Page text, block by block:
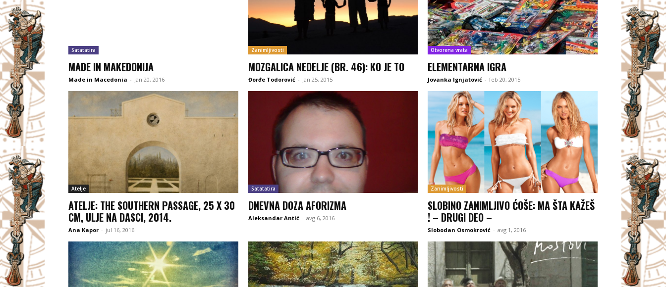
Satatatira
MADE IN MAKEDONIJA
Made in Macedonia - jan 20, 2016
Zanimljivosti
MOZGALICA NEDELJE (BR. 46): KO JE TO
Đorđe Todorović - jan 25, 2015
Otvorena vrata
ELEMENTARNA IGRA
Jovanka Ignjatović - feb 20, 2015
Atelje
ATELJE: THE SOUTHERN PASSAGE, 25 X 30
CM, ULJE NA DASCI, 2014.
Ana Kapor - jul 16, 2016
Satatatira
DNEVNA DOZA AFORIZMA
Aleksandar Antić - avg 6, 2016
Zanimljivosti
SLOBINO ZANIMLJIVO ĆOŠE: MA ŠTA KAŽEŠ
! – DRUGI DEO –
Slobodan Osmokrović - avg 1, 2016